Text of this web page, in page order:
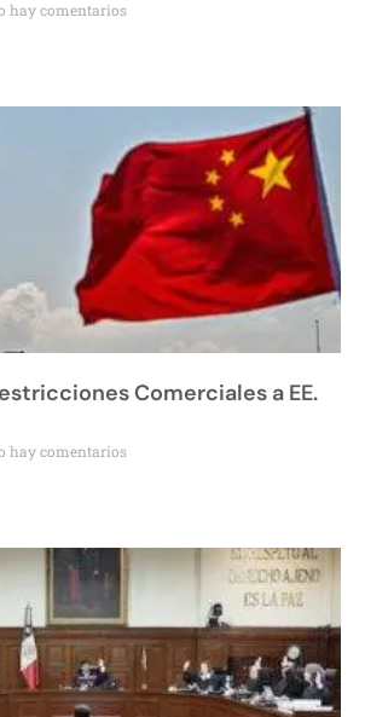
hay comentarios
Comerciales a EE.
hay comentarios